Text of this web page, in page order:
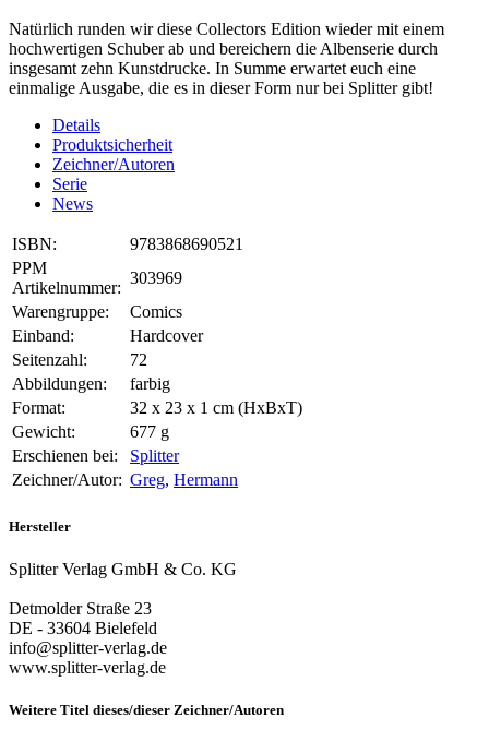
Natürlich runden wir diese Collectors Edition wieder mit einem
hochwertigen Schuber ab und bereichern die Albenserie durch
insgesamt zehn Kunstdrucke. In Summe erwartet euch eine
einmalige Ausgabe, die es in dieser Form nur bei Splitter gibt!
Details
Produktsicherheit
Zeichner/Autoren
Serie
News
ISBN:
9783868690521
PPM
Artikelnummer:
303969
Warengruppe:
Comics
Einband:
Hardcover
Seitenzahl:
72
Abbildungen:
farbig
Format:
32 x 23 x 1 cm (HxBxT)
Gewicht:
677 g
Erschienen bei:
Splitter
Zeichner/Autor: Greg, Hermann
Hersteller
Splitter Verlag GmbH & Co. KG
Detmolder Straße 23
DE - 33604 Bielefeld
info@splitter-verlag.de
www.splitter-verlag.de
Weitere Titel dieses/dieser Zeichner/Autoren